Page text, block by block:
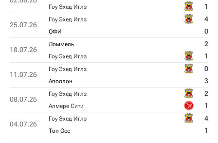
Гоу Эхед Иглз 1
25.07.26
Гоу Эхед Иглз 4
ОФИ 0
18.07.26
Ломмель 2
Гоу Эхед Иглз 1
11.07.26
Гоу Эхед Иглз 0
Аполлон 3
08.07.26
Гоу Эхед Иглз 2
Алмере Сити 1
04.07.26
Гоу Эхед Иглз 4
Топ Осс 1